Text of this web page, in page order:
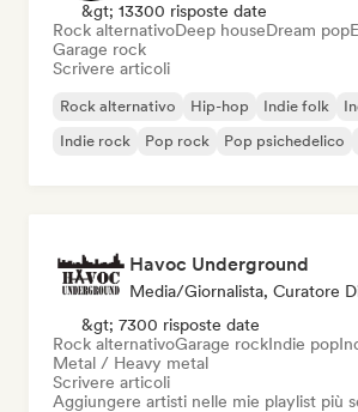
&gt; 13300 risposte date
Rock alternativoDeep houseDream pop
Garage rock
Scrivere articoli
Rock alternativo Hip-hop Indie folk
Indie rock
Pop rock Pop psichedelico
Havoc Underground
Media/Giornalista, Curatore
&gt; 7300 risposte date
Rock alternativoGarage rockIndie pop
Metal / Heavy metal
Scrivere articoli
Aggiungere artisti nelle mie playlist più